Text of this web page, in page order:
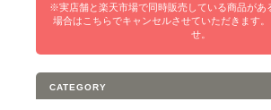
※実店舗と楽天市場で同時販売している商品があ
場合はこちらでキャンセルさせていただきます
せ。
CATEGORY